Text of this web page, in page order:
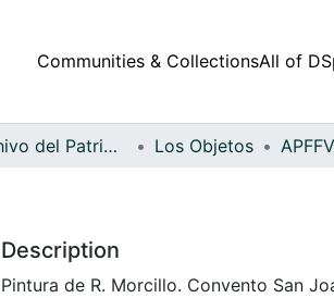
Communities & CollectionsAll of
Fondo Archivo del Patrimonio Fotográfico y Fílmico del Valle del Cauca Los Objetos
Description
Pintura de R. Morcillo. Convento San